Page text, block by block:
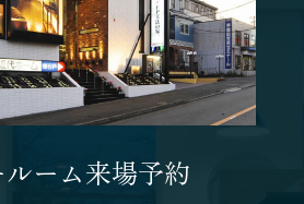
ルーム来場予約